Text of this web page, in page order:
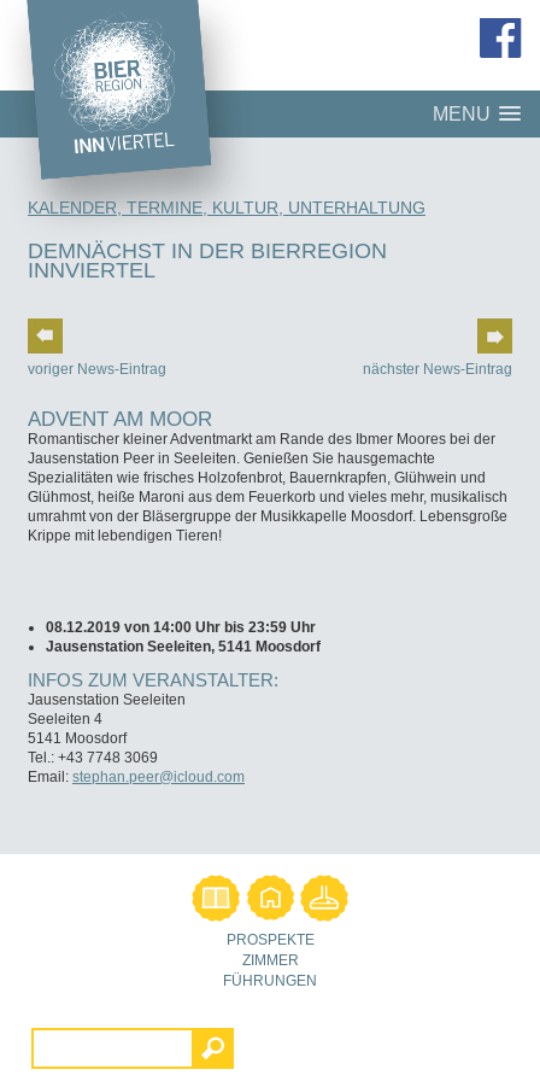
MENU
KALENDER, TERMINE, KULTUR, UNTERHALTUNG
DEMNÄCHST IN DER BIERREGION
INNVIERTEL
voriger News-Eintrag nächster News-Eintrag
ADVENT AM MOOR
Romantischer kleiner Adventmarkt am Rande des Ibmer Moores bei der
Jausenstation Peer in Seeleiten. Genießen Sie hausgemachte
Spezialitäten wie frisches Holzofenbrot, Bauernkrapfen, Glühwein und
Glühmost, heiße Maroni aus dem Feuerkorb und vieles mehr, musikalisch
umrahmt von der Bläsergruppe der Musikkapelle Moosdorf. Lebensgroße
Krippe mit lebendigen Tieren!
08.12.2019 von 14:00 Uhr bis 23:59 Uhr
Jausenstation Seeleiten, 5141 Moosdorf
INFOS ZUM VERANSTALTER:
Jausenstation Seeleiten
Seeleiten 4
5141 Moosdorf
Tel.: +43 7748 3069
Email: stephan.peer@icloud.com
PROSPEKTE
ZIMMER
FÜHRUNGEN